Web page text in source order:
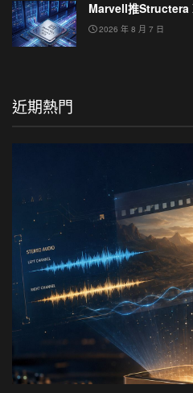
Marvell推Structera
2026 年 8 月 7 日
近期熱門